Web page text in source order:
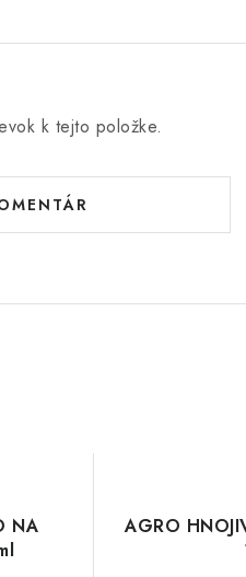
k tejto položke.
NA
AGRO